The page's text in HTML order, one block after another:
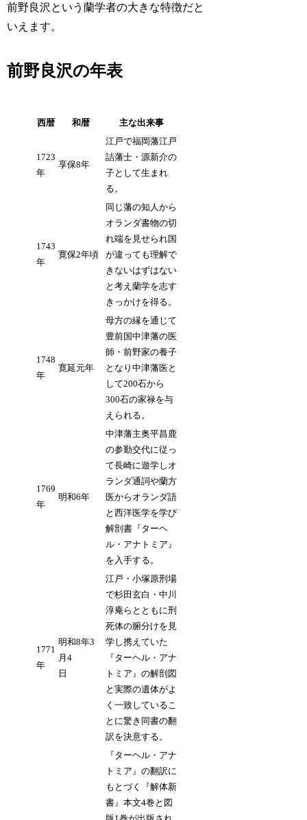
前野良沢という蘭学者の大きな特徴だと
いえます。
前野良沢の年表
西暦 和暦 主な出来事
1723
年
享保8年
江戸で福岡藩江戸
詰藩士・源新介の
子として生まれ
る。
1743
年
寛保2年頃
同じ藩の知人から
オランダ書物の切
れ端を見せられ国
が違っても理解で
きないはずはない
と考え蘭学を志す
きっかけを得る。
1748
年
寛延元年
母方の縁を通じて
豊前国中津藩の医
師・前野家の養子
となり中津藩医と
して200石から
300石の家禄を与
えられる。
1769
年
明和6年
中津藩主奥平昌鹿
の参勤交代に従っ
て長崎に遊学しオ
ランダ通詞や蘭方
医からオランダ語
と西洋医学を学び
解剖書『ターヘ
ル・アナトミア』
を入手する。
1771
年
明和8年3
月4
日
江戸・小塚原刑場
で杉田玄白・中川
淳庵らとともに刑
死体の腑分けを見
学し携えていた
『ターヘル・アナ
トミア』の解剖図
と実際の遺体がよ
く一致しているこ
とに驚き同書の翻
訳を決意する。
『ターヘル・アナ
トミア』の翻訳に
もとづく『解体新
書』本文4巻と図